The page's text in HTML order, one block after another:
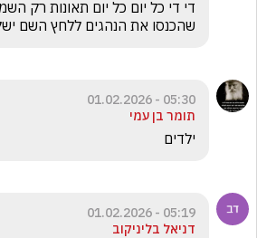
שהכנסו את הנהגים ללחץ השם
05:30 - 01.02.2026
תומר בן עמי
ילדים
05:19 - 01.02.2026
דניאל בליניקוב